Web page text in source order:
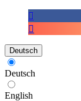
Deutsch
Deutsch
English